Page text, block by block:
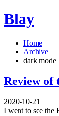
Blay
Home
Archive
dark mode
Review of
2020-10-21
I went to see the